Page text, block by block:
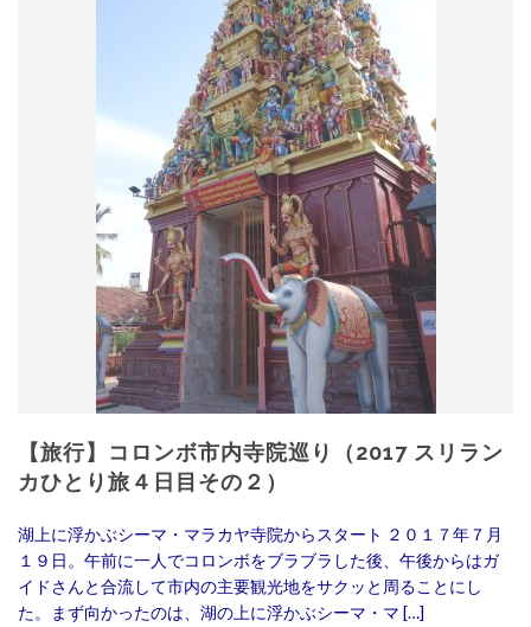
【旅行】コロンボ市内寺院巡り（2017 スリラン
カひとり旅４日目その２）
湖上に浮かぶシーマ・マラカヤ寺院からスタート ２０１７年７月
１９日。午前に一人でコロンボをブラブラした後、午後からはガ
イドさんと合流して市内の主要観光地をサクッと周ることにし
た。まず向かったのは、湖の上に浮かぶシーマ・マ […]